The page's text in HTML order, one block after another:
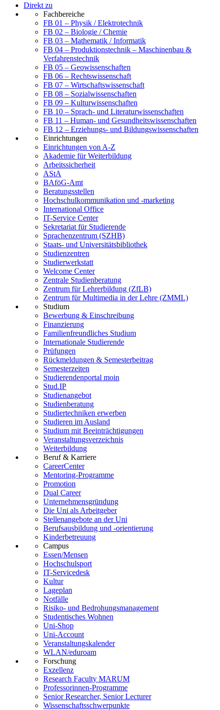
Direkt zu
Fachbereiche
FB 01 – Physik / Elektrotechnik
FB 02 – Biologie / Chemie
FB 03 – Mathematik / Informatik
FB 04 – Produktionstechnik – Maschinenbau &
Verfahrenstechnik
FB 05 – Geowissenschaften
FB 06 – Rechtswissenschaft
FB 07 – Wirtschaftswissenschaft
FB 08 – Sozialwissenschaften
FB 09 – Kulturwissenschaften
FB 10 – Sprach- und Literaturwissenschaften
FB 11 – Human- und Gesundheitswissenschaften
FB 12 – Erziehungs- und Bildungswissenschaften
Einrichtungen
Einrichtungen von A-Z
Akademie für Weiterbildung
Arbeitssicherheit
AStA
BAföG-Amt
Beratungsstellen
Hochschulkommunikation und -marketing
International Office
IT-Service Center
Sekretariat für Studierende
Sprachenzentrum (SZHB)
Staats- und Universitätsbibliothek
Studienzentren
Studierwerkstatt
Welcome Center
Zentrale Studienberatung
Zentrum für Lehrerbildung (ZfLB)
Zentrum für Multimedia in der Lehre (ZMML)
Studium
Bewerbung & Einschreibung
Finanzierung
Familienfreundliches Studium
Internationale Studierende
Prüfungen
Rückmeldungen & Semesterbeitrag
Semesterzeiten
Studierendenportal moin
Stud.IP
Studienangebot
Studienberatung
Studiertechniken erwerben
Studieren im Ausland
Studium mit Beeinträchtigungen
Veranstaltungsverzeichnis
Weiterbildung
Beruf & Karriere
CareerCenter
Mentoring-Programme
Promotion
Dual Career
Unternehmensgründung
Die Uni als Arbeitgeber
Stellenangebote an der Uni
Berufsausbildung und -orientierung
Kinderbetreuung
Campus
Essen/Mensen
Hochschulsport
IT-Servicedesk
Kultur
Lageplan
Notfälle
Risiko- und Bedrohungsmanagement
Studentisches Wohnen
Uni-Shop
Uni-Account
Veranstaltungskalender
WLAN/eduroam
Forschung
Exzellenz
Research Faculty MARUM
Professorinnen-Programme
Senior Researcher, Senior Lecturer
Wissenschaftsschwerpunkte